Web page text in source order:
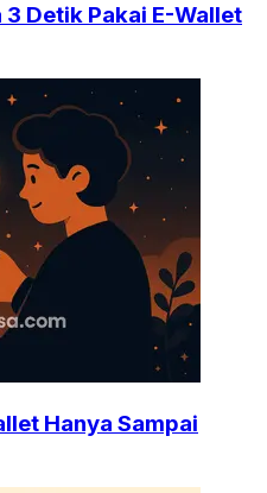
3 Detik Pakai E-Wallet
Hanya Sampai